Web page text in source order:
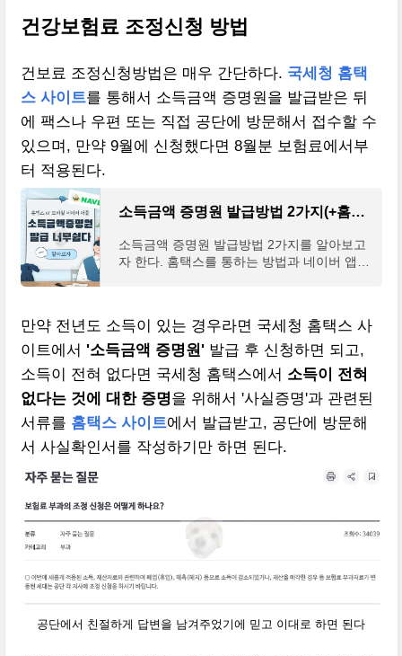
건강보험료 조정신청 방법
건보료 조정신청방법은 매우 간단하다. 국세청 홈택
스 사이트를 통해서 소득금액 증명원을 발급받은 뒤
에 팩스나 우편 또는 직접 공단에 방문해서 접수할 수
있으며, 만약 9월에 신청했다면 8월분 보험료에서부
터 적용된다.
소득금액 증명원 발급방법 2가지(+홈택스 네이버앱 전자증명서)
소득금액 증명원 발급방법 2가지를 알아보고
자 한다. 홈택스를 통하는 방법과 네이버 앱
만약 전년도 소득이 있는 경우라면 국세청 홈택스 사
이트에서 '소득금액 증명원'발급 후 신청하면 되고,
소득이 전혀 없다면 국세청 홈택스에서 소득이 전혀
없다는 것에 대한 증명을 위해서 '사실증명'과 관련된
서류를 홈택스 사이트에서 발급받고, 공단에 방문해
서 사실확인서를 작성하기만 하면 된다.
공단에서 친절하게 답변을 남겨주었기에 믿고 이대로 하면 된다